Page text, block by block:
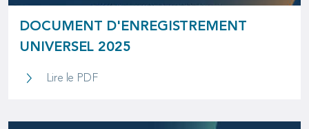
DOCUMENT D'ENREGISTREMENT
UNIVERSEL 2025
Lire le PDFDocument d'enregistrement universel 2025